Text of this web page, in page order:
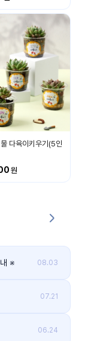
다육이키우기(5인
※ 08.03
07.21
06.24